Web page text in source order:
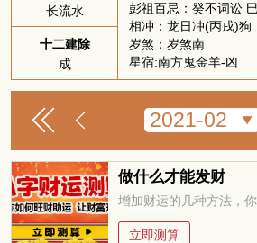
长流水
十二建除
成
相冲：龙日冲(丙戌)狗
岁煞：岁煞南
星宿:南方鬼金羊-凶
做什么才能发财
增加财运的几种方法，
立即测算